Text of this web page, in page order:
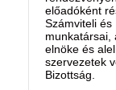
előadóként
Számviteli és
munkatársai,
elnöke és
szervezetek
Bizottság.